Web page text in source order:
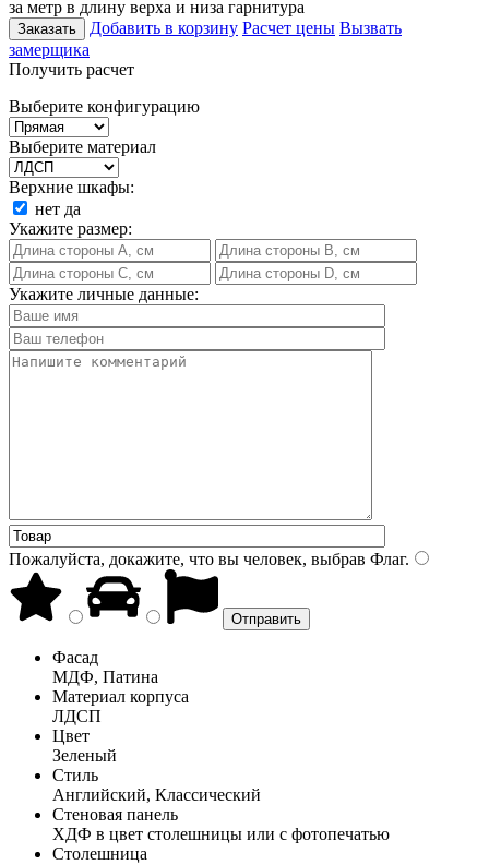
за метр в длину верха и низа гарнитура
Заказать Добавить в корзину Расчет цены Вызвать
замерщика
Получить расчет
Выберите конфигурацию
Выберите материал
Верхние шкафы:
нет да
Укажите размер:
Укажите личные данные:
Пожалуйста, докажите, что вы человек, выбрав Флаг.
Фасад
МДФ, Патина
Материал корпуса
ЛДСП
Цвет
Зеленый
Стиль
Английский, Классический
Стеновая панель
ХДФ в цвет столешницы или с фотопечатью
Столешница